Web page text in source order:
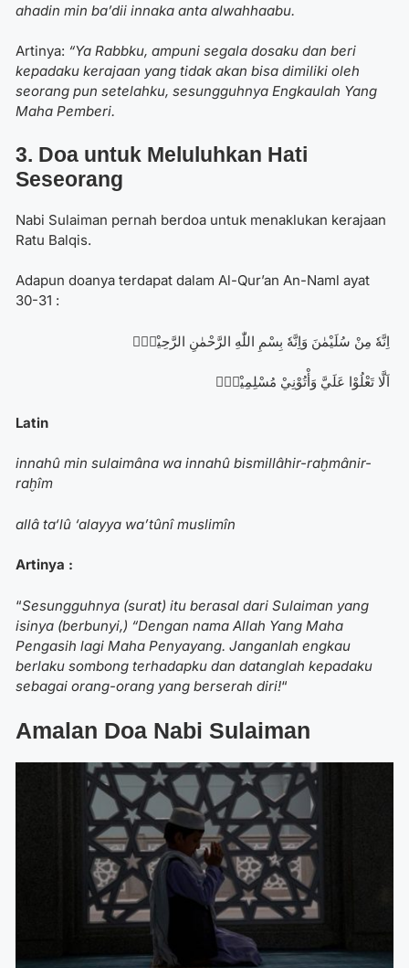
ahadin min ba’dii innaka anta alwahhaabu.
Artinya: “Ya Rabbku, ampuni segala dosaku dan beri
kepadaku kerajaan yang tidak akan bisa dimiliki oleh
seorang pun setelahku, sesungguhnya Engkaulah Yang
Maha Pemberi.
3. Doa untuk Meluluhkan Hati
Seseorang
Nabi Sulaiman pernah berdoa untuk menaklukan kerajaan
Ratu Balqis.
Adapun doanya terdapat dalam Al-Qur’an An-Naml ayat
30-31 :
Latin
innahû min sulaimâna wa innahû bismillâhir-raḫmânir-
raḫîm
allâ ta‘lû ‘alayya wa’tûnî muslimîn
Artinya :
“Sesungguhnya (surat) itu berasal dari Sulaiman yang
isinya (berbunyi,) “Dengan nama Allah Yang Maha
Pengasih lagi Maha Penyayang. Janganlah engkau
berlaku sombong terhadapku dan datanglah kepadaku
sebagai orang-orang yang berserah diri!“
Amalan Doa Nabi Sulaiman